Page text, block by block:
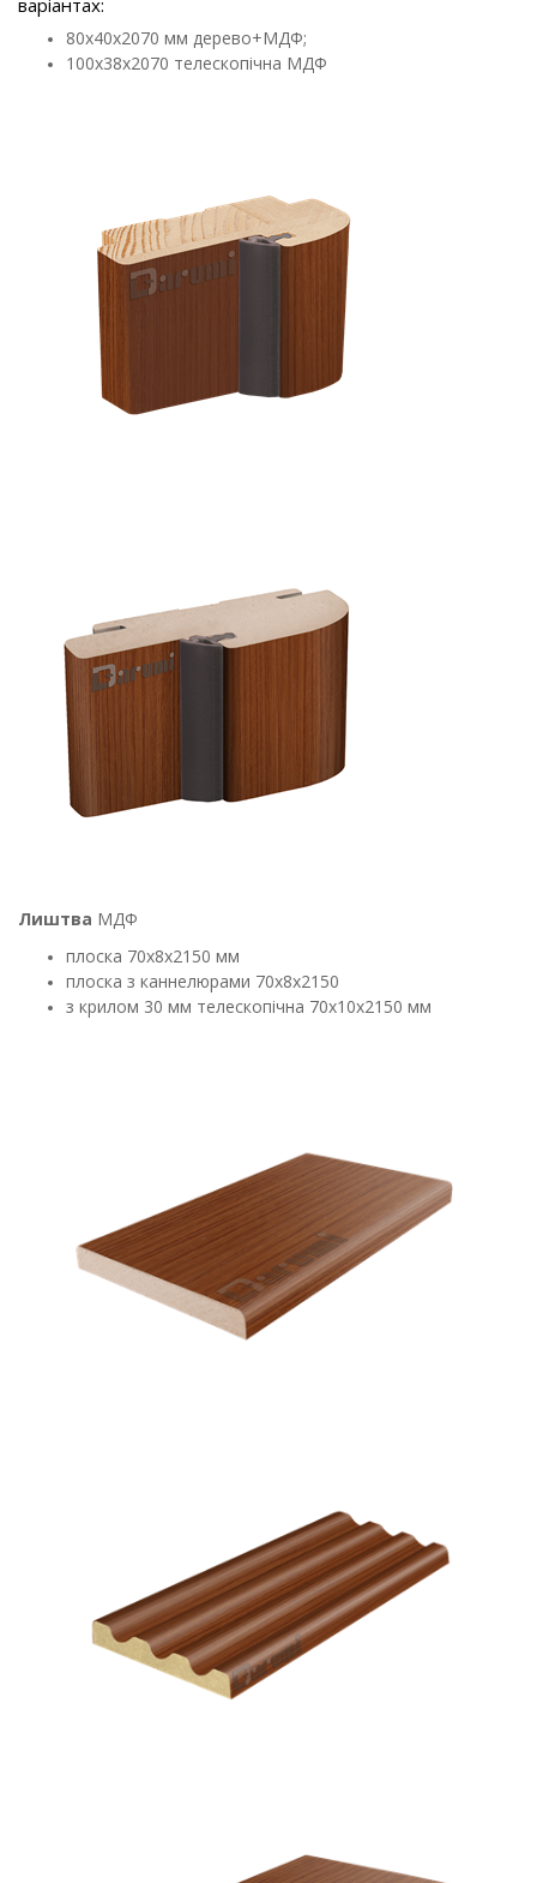
варіантах:
80х40х2070 мм дерево+МДФ;
100х38х2070 телескопічна МДФ
Лиштва МДФ
плоска 70х8х2150 мм
плоска з каннелюрами 70х8х2150
з крилом 30 мм телескопічна 70х10х2150 мм